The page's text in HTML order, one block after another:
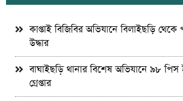
কাপ্তাই বিজিবির অভিযানে বিলাইছড়ি
উদ্ধার
বাঘাইছড়ি থানার বিশেষ অভিযানে ৯৮
গ্রেপ্তার